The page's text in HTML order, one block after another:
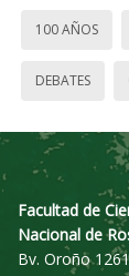
100 AÑOS
DEBATES
Facultad de
Nacional de
Bv. Oroño